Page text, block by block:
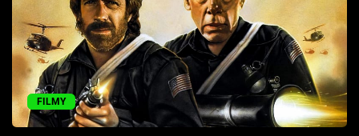
Přihlášení
Sledujte nás
FILMY